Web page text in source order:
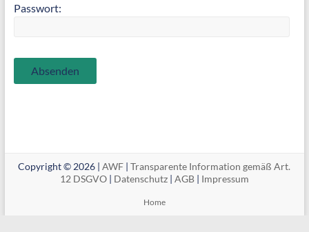
Passwort:
Copyright © 2026 |AWF |Transparente Information gemäß Art.
12 DSGVO| Datenschutz| AGB| Impressum
Home